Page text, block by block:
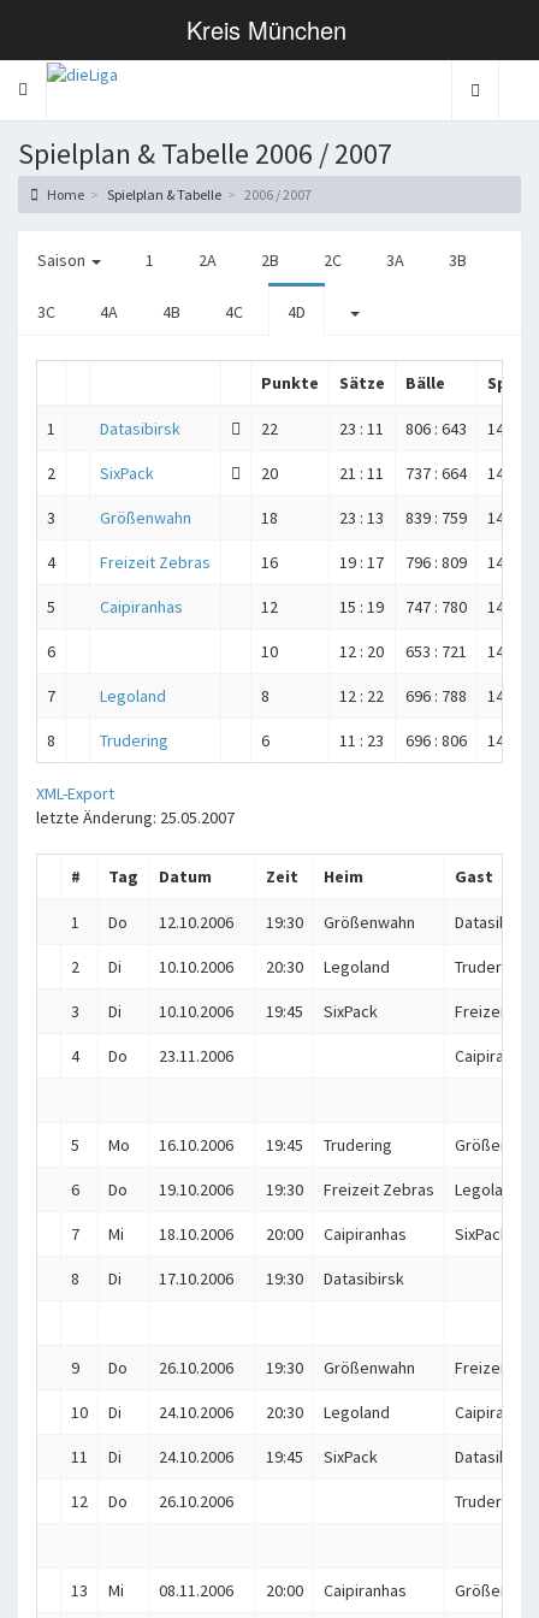
Kreis München
Toggle navigation
Spielplan & Tabelle 2006 / 2007
Home Spielplan & Tabelle 2006 / 2007
Saison 1 2A 2B 2C 3A 3B
3C 4A 4B 4C 4D
Punkte Sätze Bälle Spiele
1 Datasibirsk 22 23 : 11 806 : 643 14
2 SixPack 20 21 : 11 737 : 664 14
3 Größenwahn 18 23 : 13 839 : 759 14
4 Freizeit Zebras 16 19 : 17 796 : 809 14
5 Caipiranhas 12 15 : 19 747 : 780 14
6 10 12 : 20 653 : 721 14
7 Legoland 8 12 : 22 696 : 788 14
8 Trudering 6 11 : 23 696 : 806 14
XML-Export
letzte Änderung: 25.05.2007
# Tag Datum Zeit Heim Gast
1 Do 12.10.2006 19:30 Größenwahn Datasibirsk
2 Di 10.10.2006 20:30 Legoland Trudering
3 Di 10.10.2006 19:45 SixPack Freizeit
4 Do 23.11.2006 Caipiranhas
5 Mo 16.10.2006 19:45 Trudering
6 Do 19.10.2006 19:30 Freizeit Zebras Legoland
7 Mi 18.10.2006 20:00 Caipiranhas SixPack
8 Di 17.10.2006 19:30 Datasibirsk
9 Do 26.10.2006 19:30 Größenwahn Freizeit
10 Di 24.10.2006 20:30 Legoland Caipiranhas
11 Di 24.10.2006 19:45 SixPack Datasibirsk
12 Do 26.10.2006 Trudering
13 Mi 08.11.2006 20:00 Caipiranhas